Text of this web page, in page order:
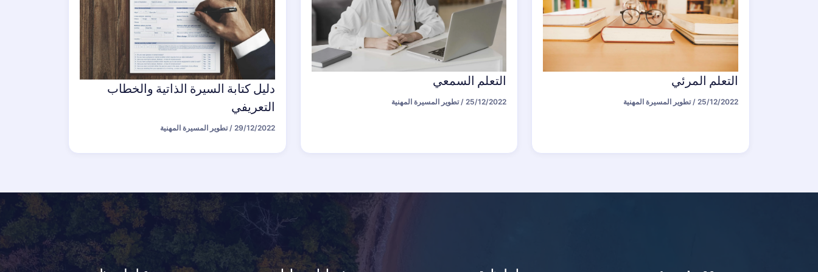
التعلم المرئي
25/12/2022
/تطوير المسيرة المهنية
التعلم السمعي
25/12/2022
/تطوير المسيرة المهنية
دليل كتابة السيرة الذاتية والخطاب
التعريفي
29/12/2022
/تطوير المسيرة المهنية